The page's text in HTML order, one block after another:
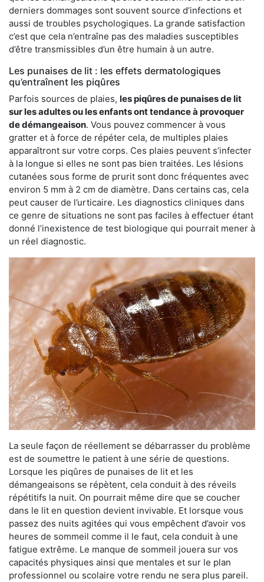
derniers dommages sont souvent source d’infections et
aussi de troubles psychologiques. La grande satisfaction
c’est que cela n’entraîne pas des maladies susceptibles
d’être transmissibles d’un être humain à un autre.
Les punaises de lit : les effets dermatologiques
qu’entraînent les piqûres
Parfois sources de plaies, les piqûres de punaises de lit
sur les adultes ou les enfants ont tendance à provoquer
de démangeaison. Vous pouvez commencer à vous
gratter et à force de répéter cela, de multiples plaies
apparaîtront sur votre corps. Ces plaies peuvent s’infecter
à la longue si elles ne sont pas bien traitées. Les lésions
cutanées sous forme de prurit sont donc fréquentes avec
environ 5 mm à 2 cm de diamètre. Dans certains cas, cela
peut causer de l’urticaire. Les diagnostics cliniques dans
ce genre de situations ne sont pas faciles à effectuer étant
donné l’inexistence de test biologique qui pourrait mener à
un réel diagnostic.
La seule façon de réellement se débarrasser du problème
est de soumettre le patient à une série de questions.
Lorsque les piqûres de punaises de lit et les
démangeaisons se répètent, cela conduit à des réveils
répétitifs la nuit. On pourrait même dire que se coucher
dans le lit en question devient invivable. Et lorsque vous
passez des nuits agitées qui vous empêchent d’avoir vos
heures de sommeil comme il le faut, cela conduit à une
fatigue extrême. Le manque de sommeil jouera sur vos
capacités physiques ainsi que mentales et sur le plan
professionnel ou scolaire votre rendu ne sera plus pareil.